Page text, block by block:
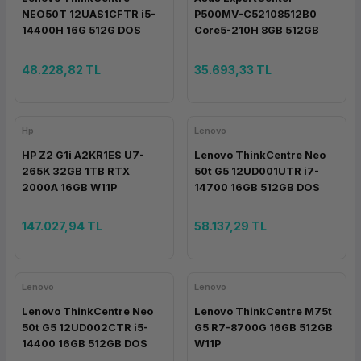
Bileşenleri
NEO50T 12UAS1CFTR i5-
14400H 16G 512G DOS
48.228,82 TL
P500MV-C52108512B0
Core5-210H 8GB 512GB
35.693,33 TL
Hp
HP Z2 G1i A2KR1ES U7-
265K 32GB 1TB RTX
2000A 16GB W11P
147.027,94 TL
Lenovo
Lenovo ThinkCentre Neo
50t G5 12UD001UTR i7-
14700 16GB 512GB DOS
58.137,29 TL
Lenovo
Lenovo ThinkCentre Neo
50t G5 12UD002CTR i5-
14400 16GB 512GB DOS
Lenovo
Lenovo ThinkCentre M75t
G5 R7-8700G 16GB 512GB
W11P